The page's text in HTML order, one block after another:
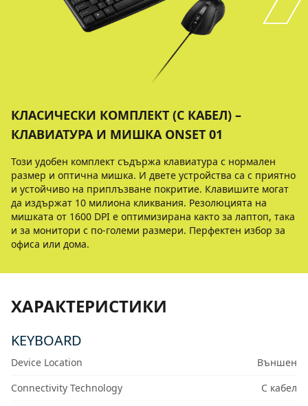
КЛАСИЧЕСКИ КОМПЛЕКТ (С КАБЕЛ) –
КЛАВИАТУРА И МИШКА ONSET 01
Този удобен комплект съдържа клавиатура с нормален
размер и оптична мишка. И двете устройства са с приятно
и устойчиво на приплъзване покритие. Клавишите могат
да издържат 10 милиона кликвания. Резолюцията на
мишката от 1600 DPI е оптимизирана както за лаптоп, така
и за монитори с по-големи размери. Перфектен избор за
офиса или дома.
ХАРАКТЕРИСТИКИ
KEYBOARD
Device Location
Външен
Connectivity Technology
С кабел